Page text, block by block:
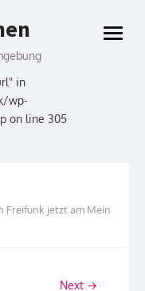
in
wp-
on line 305
open
Freifunk jetzt am Mein
Next →